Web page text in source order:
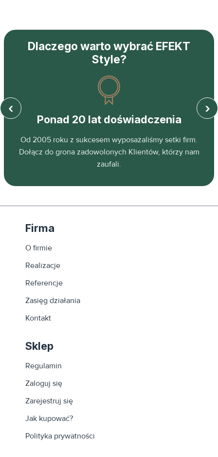
Dlaczego warto wybrać EFEKT
Style?
Ponad 20 lat doświadczenia
Od 2005 roku z sukcesem wyposażaliśmy setki firm.
Dołącz do grona zadowolonych Klientów, którzy nam
zaufali.
‹ ›
Firma
O firmie
Realizacje
Referencje
Zasięg działania
Kontakt
Sklep
Regulamin
Zaloguj się
Zarejestruj się
Jak kupować?
Polityka prywatności